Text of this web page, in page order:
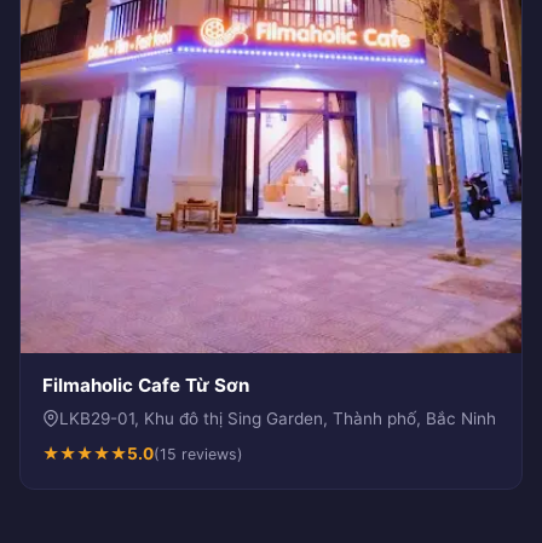
Filmaholic Cafe Từ Sơn
LKB29-01, Khu đô thị Sing Garden, Thành phố, Bắc Ninh
★★★★★5.0(15 reviews)